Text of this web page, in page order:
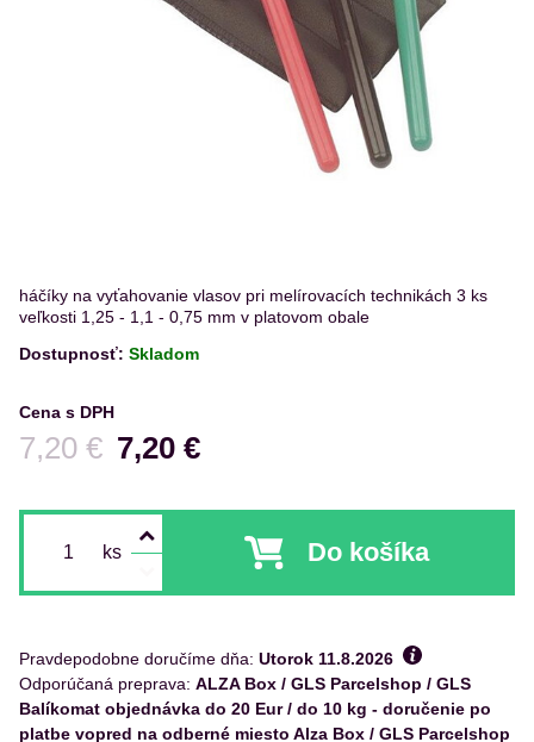
háčíky na vyťahovanie vlasov pri melírovacích technikách 3 ks
veľkosti 1,25 - 1,1 - 0,75 mm v platovom obale
Dostupnosť: Skladom
Cena s DPH
7,20 €
Pred zľavou:
7,20 €
ks Do košíka
Pravdepodobne doručíme dňa: Utorok 11.8.2026
ALZA Box / GLS Parcelshop / GLS
Balíkomat objednávka do 20 Eur / do 10 kg - doručenie po
platbe vopred na odberné miesto Alza Box / GLS Parcelshop